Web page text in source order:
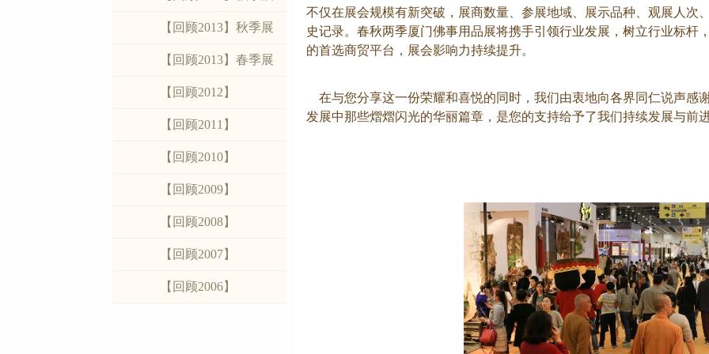
【回顾2013】秋季展
【回顾2013】春季展
【回顾2012】
【回顾2011】
【回顾2010】
【回顾2009】
【回顾2008】
【回顾2007】
【回顾2006】
不仅在展会规模有新突破，展商数量、参展地域、展示品种、观展人次
史记录。春秋两季厦门佛事用品展将携手引领行业发展，树立行业标杆
的首选商贸平台，展会影响力持续提升。
在与您分享这一份荣耀和喜悦的同时，我们由衷地向各界同仁说声感
发展中那些熠熠闪光的华丽篇章，是您的支持给予了我们持续发展与前